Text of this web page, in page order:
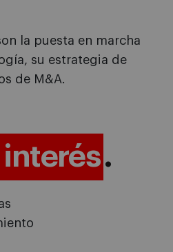
la puesta en marcha
su estrategia de
de M&A.
interés.